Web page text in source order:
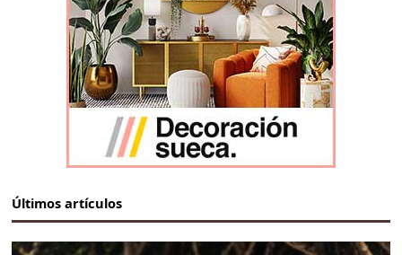
Últimos artículos